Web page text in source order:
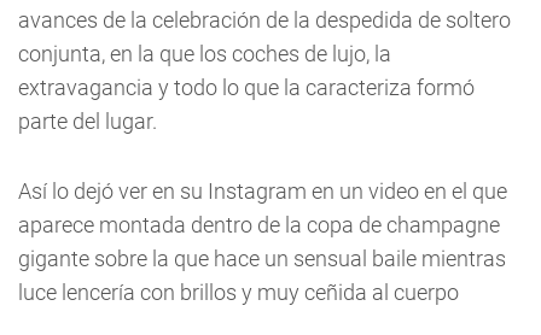
avances de la celebración de la despedida de soltero
conjunta, en la que los coches de lujo, la
extravagancia y todo lo que la caracteriza formó
parte del lugar.
Así lo dejó ver en su Instagram en un video en el que
aparece montada dentro de la copa de champagne
gigante sobre la que hace un sensual baile mientras
luce lencería con brillos y muy ceñida al cuerpo